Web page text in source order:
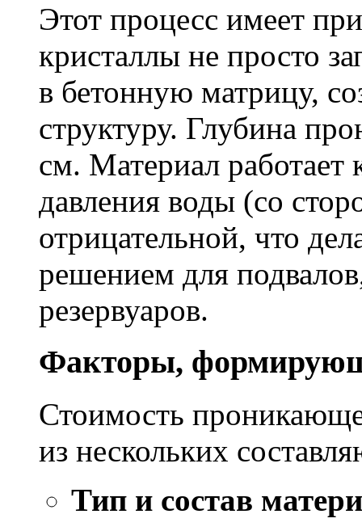
Этот процесс имеет
кристаллы не просто
в бетонную матрицу,
структуру. Глубина
см. Материал работает
давления воды (со
отрицательной, что
решением для
резервуаров.
Факторы,
Стоимость
из нескольких
Тип и состав